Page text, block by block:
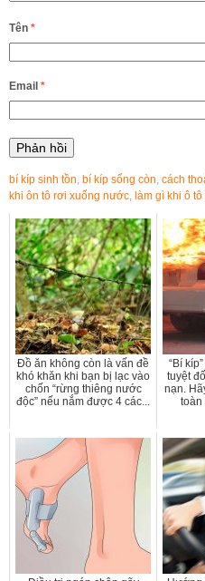
Tên *
Email *
bí kíp sinh tồn, bí kíp sống còn, cách
khi ôn tô rơi xuống nước, làm gì khi ô
Đồ ăn không còn là vấn đề
khó khăn khi bạn bị lạc vào
chốn “rừng thiêng nước
độc” nếu nắm được 4 các...
“Bí
tuyệt
nạn.
toàn